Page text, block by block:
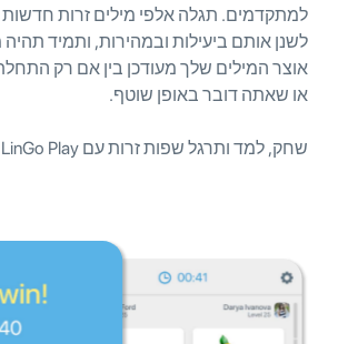
למתקדמים. תגלה אלפי מילים זרות חדשות
לשנן אותם ביעילות ובמהירות, ותמיד
אוצר המילים שלך מעודכן בין אם רק
או שאתה דובר באופן שוטף.
שחק, למד ותרגל שפות זרות עם LinGo Play